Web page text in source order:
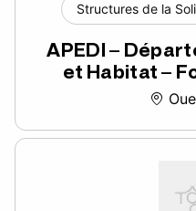
Structures de la
APEDI –
et Habitat –